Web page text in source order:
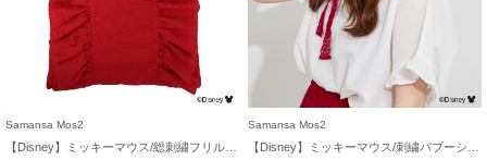
Samansa Mos2 Samansa Mos2